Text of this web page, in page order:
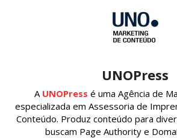
UNOPress
A UNOPress é uma Agência de
especializada em Assessoria de
Conteúdo. Produz conteúdo para
buscam Page Authority e